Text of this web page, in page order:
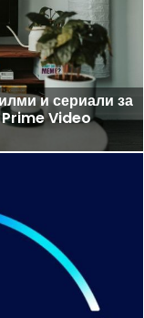
и сериали за
Video